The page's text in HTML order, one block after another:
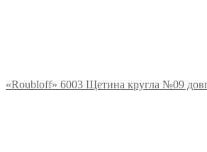
«Roubloff» 6003 Щетина кругла №09